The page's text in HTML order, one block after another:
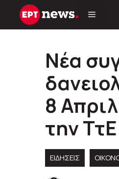
Μετάβαση
Νέα
8
την
ΕΙΔΗΣΕΙΣ